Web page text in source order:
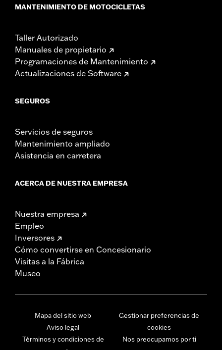
MANTENIMIENTO DE MOTOCICLETAS
Taller Autorizado
Manuales de propietario
Programaciones de Mantenimiento
Actualizaciones de Software
SEGUROS
Servicios de seguros
Mantenimiento ampliado
Asistencia en carretera
ACERCA DE NUESTRA EMPRESA
Nuestra empresa
Empleo
Inversores
Cómo convertirse en Concesionario
Visitas a la Fábrica
Museo
Mapa del sitio web
Aviso legal
Términos y condiciones de
Gestionar preferencias de
cookies
Nos preocupamos por ti